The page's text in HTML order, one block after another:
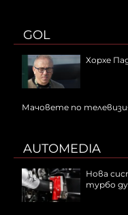
GOL
Хорхе
Мачовете по
AUTOMEDIA
Нова
турбо